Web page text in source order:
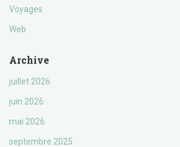
Voyages
Web
Archive
juillet 2026
juin 2026
mai 2026
septembre 2025